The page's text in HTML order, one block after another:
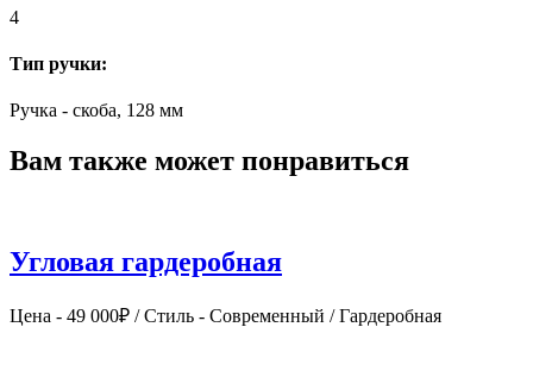
4
Тип ручки:
Ручка - скоба, 128 мм
Вам также может понравиться
Угловая гардеробная
Цена - 49 000₽ / Стиль - Современный / Гардеробная